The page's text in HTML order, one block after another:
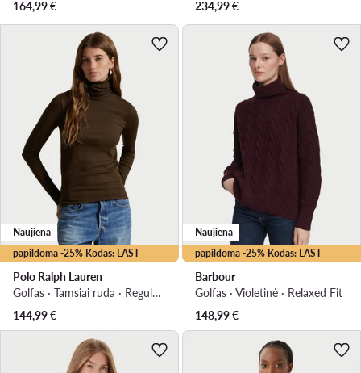
164,99€
234,99€
papildoma -25% Kodas: LAST
Naujiena
Polo Ralph Lauren
Golfas · Tamsiai ruda · Regular Fit
144,99€
papildoma -25% Kodas: LAST
Naujiena
Barbour
Golfas · Violetinė · Relaxed Fit
148,99€